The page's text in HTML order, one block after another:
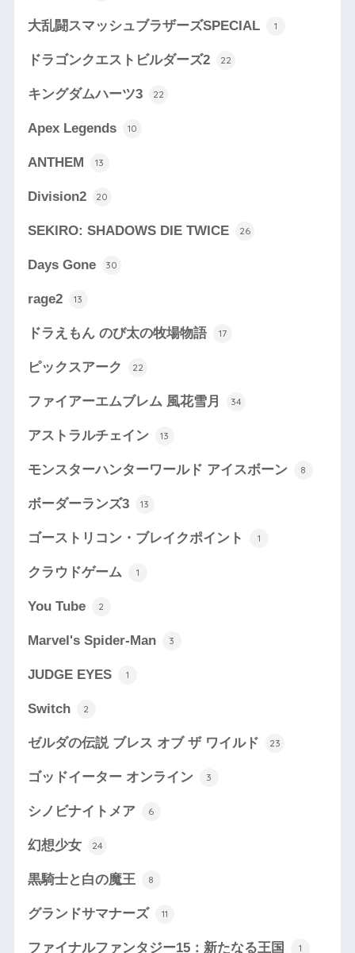
大乱闘スマッシュブラザーズSPECIAL 1
ドラゴンクエストビルダーズ2 22
キングダムハーツ3 22
Apex Legends 10
ANTHEM 13
Division2 20
SEKIRO: SHADOWS DIE TWICE 26
Days Gone 30
rage2 13
ドラえもん のび太の牧場物語 17
ピックスアーク 22
ファイアーエムブレム 風花雪月 34
アストラルチェイン 13
モンスターハンターワールド アイスボーン 8
ボーダーランズ3 13
ゴーストリコン・ブレイクポイント 1
クラウドゲーム 1
You Tube 2
Marvel's Spider-Man 3
JUDGE EYES 1
Switch 2
ゼルダの伝説 ブレス オブ ザ ワイルド 23
ゴッドイーター オンライン 3
シノビナイトメア 6
幻想少女 24
黒騎士と白の魔王 8
グランドサマナーズ 11
ファイナルファンタジー15：新たなる王国 1